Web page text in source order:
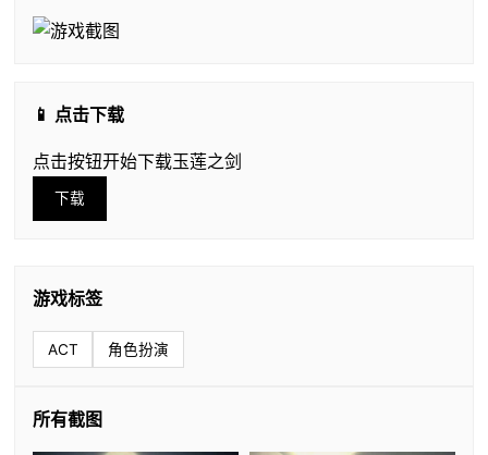
📱 点击下载
点击按钮开始下载玉莲之剑
下载
游戏标签
ACT 角色扮演
所有截图